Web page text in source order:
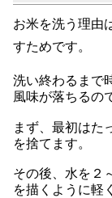
お米を洗う理由
すためです。
洗い終わるまで
風味が落ちるの
まず、最初はた
を捨てます。
その後、水を２
を描くように軽